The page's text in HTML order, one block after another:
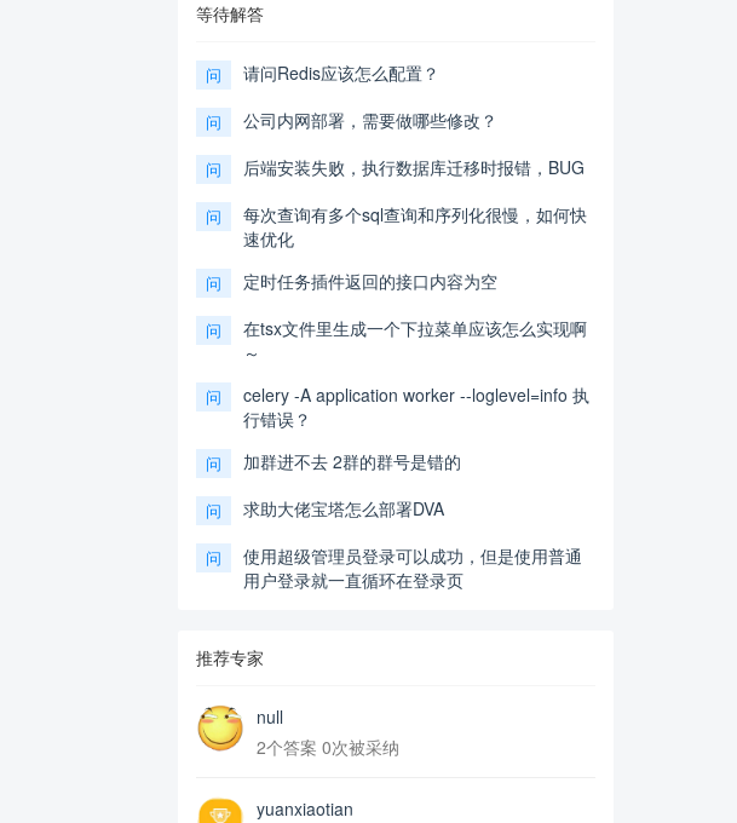
等待解答
问 请问Redis应该怎么配置？
问 公司内网部署，需要做哪些修改？
问 后端安装失败，执行数据库迁移时报错，BUG
问
每次查询有多个sql查询和序列化很慢，如何快
速优化
问 定时任务插件返回的接口内容为空
问
在tsx文件里生成一个下拉菜单应该怎么实现啊
～
问
celery -A application worker --loglevel=info 执
行错误？
问 加群进不去 2群的群号是错的
问 求助大佬宝塔怎么部署DVA
问
使用超级管理员登录可以成功，但是使用普通
用户登录就一直循环在登录页
推荐专家
null
2个答案 0次被采纳
yuanxiaotian